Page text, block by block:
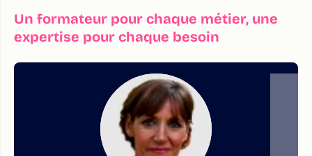
Un formateur pour chaque métier, une
expertise pour chaque besoin